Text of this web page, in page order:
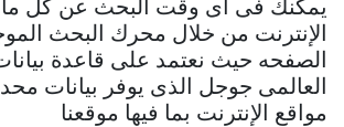
يمكنك فى أى وقت البحث عن كل
الإنترنت من خلال محرك البحث
الصفحه حيث نعتمد على قاعدة بيانات
العالمى جوجل الذى يوفر بيانات
مواقع الإنترنت بما فيها موقعنا